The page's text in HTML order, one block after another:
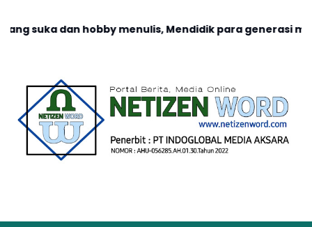
menulis, Mendidik para generasi muda dalam